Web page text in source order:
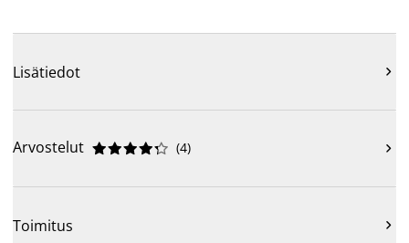
Lisätiedot 
Arvostelut 




 (4) 
Toimitus 